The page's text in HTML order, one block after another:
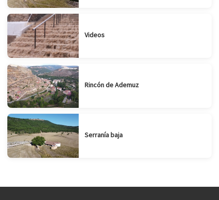
Videos
Rincón de Ademuz
Serranía baja